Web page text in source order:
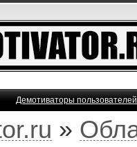
Демотиваторы
»